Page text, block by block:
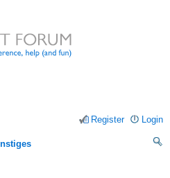
Login
Register